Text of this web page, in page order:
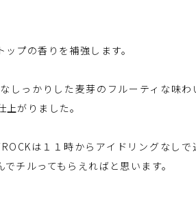
プの香りを補強します。
しっかりした麦芽のフルーティな味
がりました。
は１１時からアイドリングなし
チルってもらえればと思います。